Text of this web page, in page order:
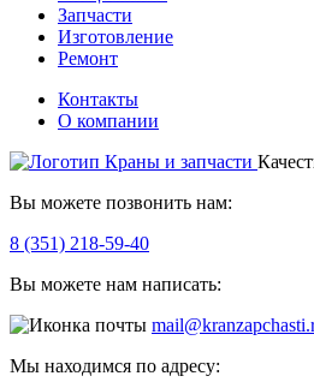
Запчасти
Изготовление
Ремонт
Контакты
О компании
Вы можете позвонить нам:
8 (351) 218-59-40
Вы можете нам написать:
Мы находимся по адресу: